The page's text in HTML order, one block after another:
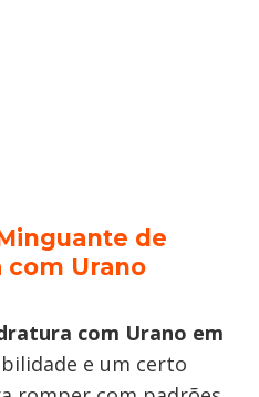
de
com Urano
com Urano em
e um certo